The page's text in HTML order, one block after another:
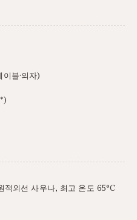
이블·의자)
적외선 사우나, 최고 온도 65°C